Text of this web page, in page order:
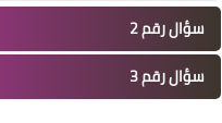
سؤال رقم 2
سؤال رقم 3